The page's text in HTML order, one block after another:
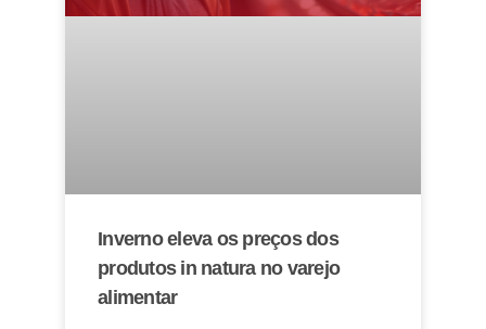
Inverno eleva os preços dos
produtos in natura no varejo
alimentar